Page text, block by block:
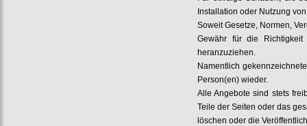
Installation oder Nutzung
Soweit Gesetze, Normen,
Gewähr für die
heranzuziehen.
Namentlich
Person(en) wieder.
Alle Angebote sind stets
Teile der Seiten oder das
löschen oder die